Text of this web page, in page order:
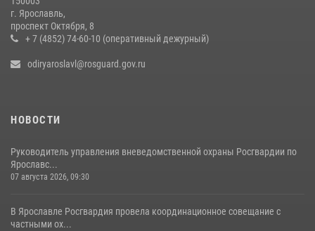
Центральный округ Росгвардии отмечает 105-летие
15 июля 2026, 11:06
г. Ярославль,
проспект Октября, 8
+ 7 (4852) 74-60-10 (оперативный дежурный)
odiryaroslavl@rosguard.gov.ru
НОВОСТИ
Руководитель управления вневедомственной охраны Росгвардии по
Ярославс...
07 августа 2026, 09:30
В Ярославле Росгвардия провела координационное совещание с
частными ох...